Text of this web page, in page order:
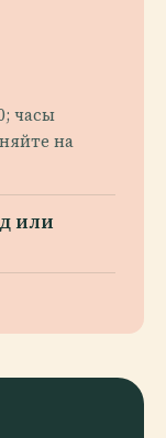
часы
на
или